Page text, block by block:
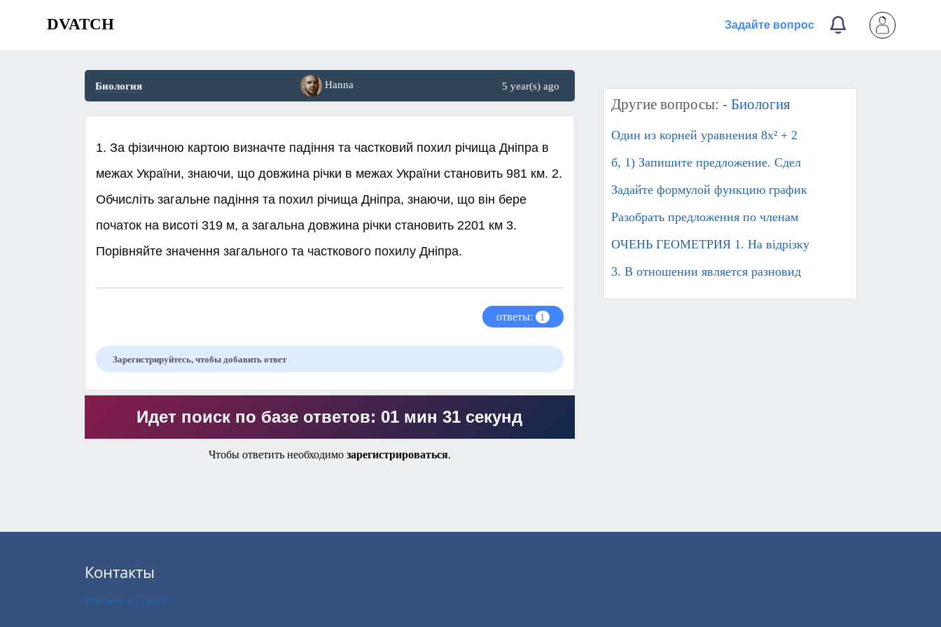
DVATCH Задайте вопрос
Биология Hanna 5 year(s) ago
1. За фізичною картою визначте падіння та частковий похил річища Дніпра в
межах України, знаючи, що довжина річки в межах України становить 981 км. 2.
Обчисліть загальне падіння та похил річища Дніпра, знаючи, що він бере
початок на висоті 319 м, а загальна довжина річки становить 2201 км 3.
Порівняйте значення загального та часткового похилу Дніпра. ​
ответы: 1
Зарегистрируйтесь, чтобы добавить ответ
Идет поиск по базе ответов: 01 мин 31 секунд
Чтобы ответить необходимо зарегистрироваться.
Другие вопросы: - Биология
Один из корней уравнения 8x² + 2
б, 1) Запишите предложение. Сдел
Задайте формулой функцию график
Разобрать предложения по членам
ОЧЕНЬ ГЕОМЕТРИЯ 1. На відрізку
3. В отношении является разновид
Контакты
Реклама на сайте